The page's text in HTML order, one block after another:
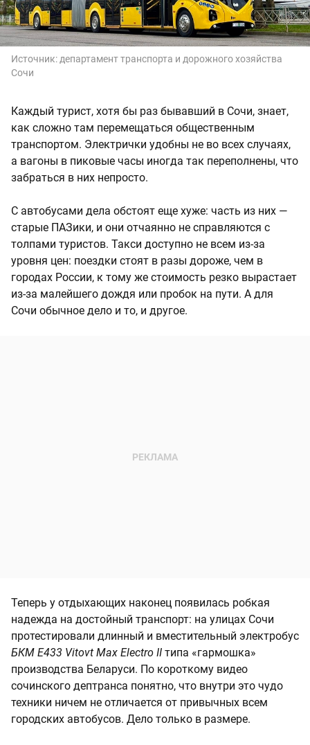
Источник: департамент транспорта и дорожного хозяйства
Сочи
Каждый турист, хотя бы раз бывавший в Сочи, знает,
как сложно там перемещаться общественным
транспортом. Электрички удобны не во всех случаях,
а вагоны в пиковые часы иногда так переполнены, что
забраться в них непросто.
С автобусами дела обстоят еще хуже: часть из них —
старые ПАЗики, и они отчаянно не справляются с
толпами туристов. Такси доступно не всем из-за
уровня цен: поездки стоят в разы дороже, чем в
городах России, к тому же стоимость резко вырастает
из-за малейшего дождя или пробок на пути. А для
Сочи обычное дело и то, и другое.
Теперь у отдыхающих наконец появилась робкая
надежда на достойный транспорт: на улицах Сочи
протестировали длинный и вместительный электробус
БКМ E433 Vitovt Max Electro II типа «гармошка»
производства Беларуси. По короткому видео
сочинского дептранса понятно, что внутри это чудо
техники ничем не отличается от привычных всем
городских автобусов. Дело только в размере.